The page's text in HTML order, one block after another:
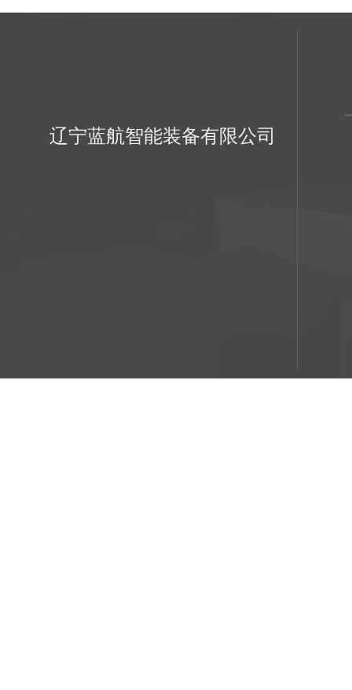
辽宁蓝航智能装备有限公司